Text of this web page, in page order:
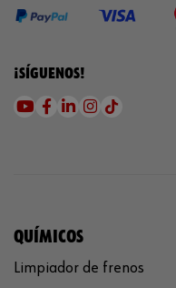
¡SÍGUENOS!
QUÍMICOS
Limpiador de frenos